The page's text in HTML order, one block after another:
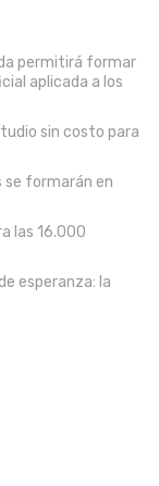
permitirá formar
aplicada a los
sin costo para
se formarán en
las 16.000
esperanza: la